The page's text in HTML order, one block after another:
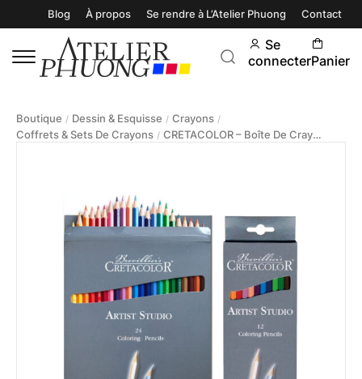
Blog À propos Se rendre à L’Atelier Phuong Contact
Se
connecterPanier
Boutique / Dessin & Esquisse / Crayons /
Coffrets & Sets De Crayons / CRETACOLOR – Boîte De Crayons De Couleur Art Studio